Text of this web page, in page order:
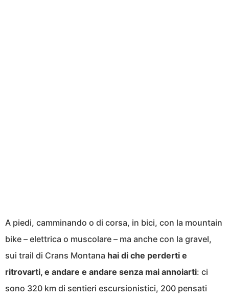
A piedi, camminando o di corsa, in bici, con la mountain
bike – elettrica o muscolare – ma anche con la gravel,
sui trail di Crans Montana hai di che perderti e
ritrovarti, e andare e andare senza mai annoiarti: ci
sono 320 km di sentieri escursionistici, 200 pensati